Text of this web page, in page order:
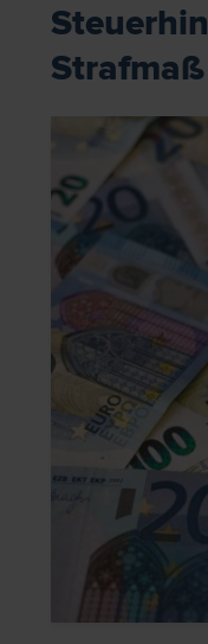
Strafmaß